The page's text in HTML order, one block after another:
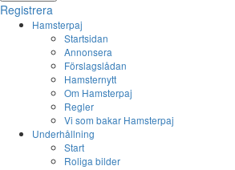
Registrera
Hamsterpaj
Startsidan
Annonsera
Förslagslådan
Hamsternytt
Om Hamsterpaj
Regler
Vi som bakar Hamsterpaj
Underhållning
Start
Roliga bilder